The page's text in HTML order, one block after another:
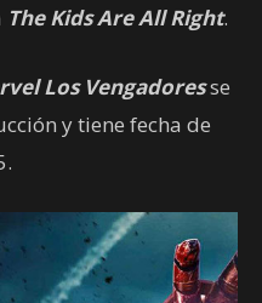
The Kids Are All Right.
Los Vengadoresse
y tiene fecha de